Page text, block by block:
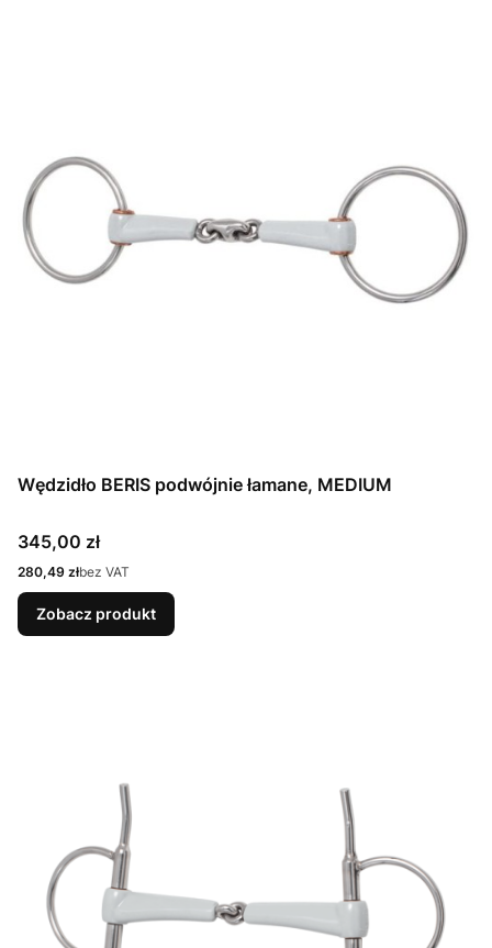
Wędzidło BERIS podwójnie łamane, MEDIUM
Cena
345,00 zł
Cena
280,49 złbez VAT
Zobacz produkt